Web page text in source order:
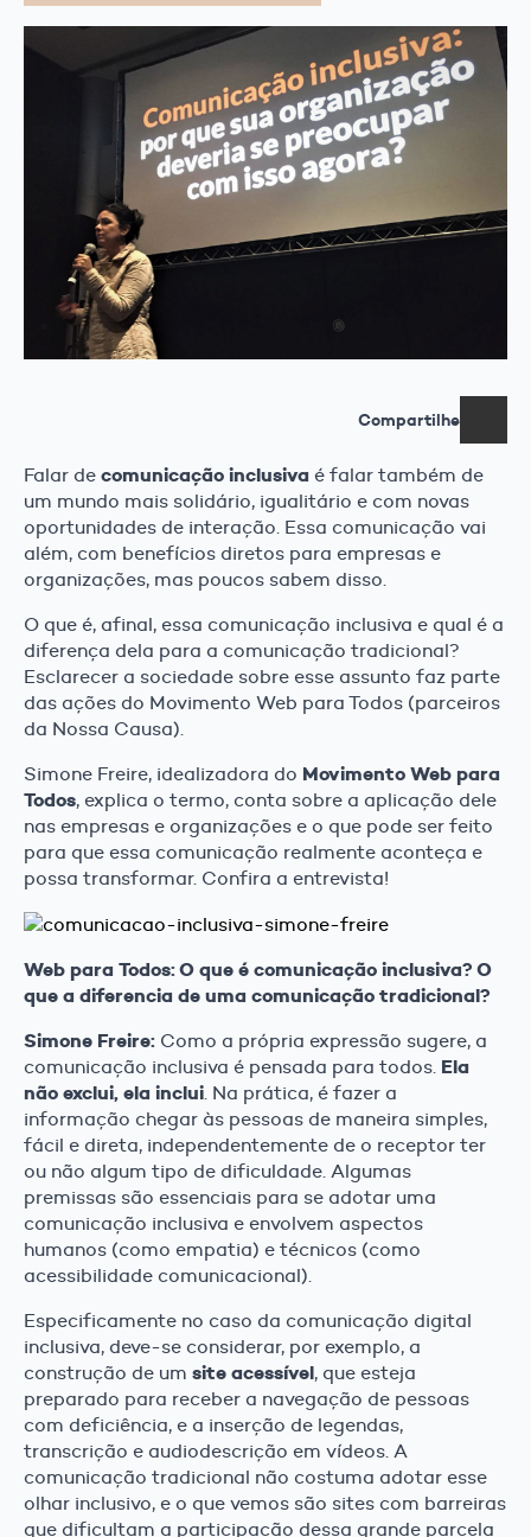
Compartilhe
Falar de comunicação inclusiva é falar também de
um mundo mais solidário, igualitário e com novas
oportunidades de interação. Essa comunicação vai
além, com benefícios diretos para empresas e
organizações, mas poucos sabem disso.
O que é, afinal, essa comunicação inclusiva e qual é a
diferença dela para a comunicação tradicional?
Esclarecer a sociedade sobre esse assunto faz parte
das ações do Movimento Web para Todos (parceiros
da Nossa Causa).
Simone Freire, idealizadora do Movimento Web para
Todos, explica o termo, conta sobre a aplicação dele
nas empresas e organizações e o que pode ser feito
para que essa comunicação realmente aconteça e
possa transformar. Confira a entrevista!
Web para Todos: O que é comunicação inclusiva? O
que a diferencia de uma comunicação tradicional?
Simone Freire: Como a própria expressão sugere, a
comunicação inclusiva é pensada para todos. Ela
não exclui, ela inclui. Na prática, é fazer a
informação chegar às pessoas de maneira simples,
fácil e direta, independentemente de o receptor ter
ou não algum tipo de dificuldade. Algumas
premissas são essenciais para se adotar uma
comunicação inclusiva e envolvem aspectos
humanos (como empatia) e técnicos (como
acessibilidade comunicacional).
Especificamente no caso da comunicação digital
inclusiva, deve-se considerar, por exemplo, a
construção de um site acessível, que esteja
preparado para receber a navegação de pessoas
com deficiência, e a inserção de legendas,
transcrição e audiodescrição em vídeos. A
comunicação tradicional não costuma adotar esse
olhar inclusivo, e o que vemos são sites com barreiras
que dificultam a participação dessa grande parcela